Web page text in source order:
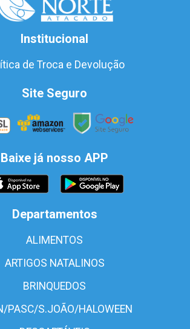
Institucional
de Troca e Devolução
Site Seguro
Baixe já nosso APP
Departamentos
ALIMENTOS
ARTIGOS NATALINOS
BRINQUEDOS
PASC/S.JOÃO/HALOWEEN